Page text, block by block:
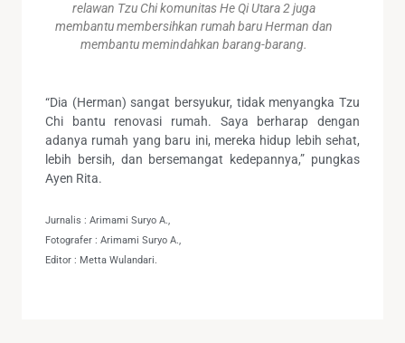
relawan Tzu Chi komunitas He Qi Utara 2 juga
membantu membersihkan rumah baru Herman dan
membantu memindahkan barang-barang.
“Dia (Herman) sangat bersyukur, tidak menyangka Tzu
Chi bantu renovasi rumah. Saya berharap dengan
adanya rumah yang baru ini, mereka hidup lebih sehat,
lebih bersih, dan bersemangat kedepannya,” pungkas
Ayen Rita.
Jurnalis : Arimami Suryo A.,
Fotografer : Arimami Suryo A.,
Editor : Metta Wulandari.